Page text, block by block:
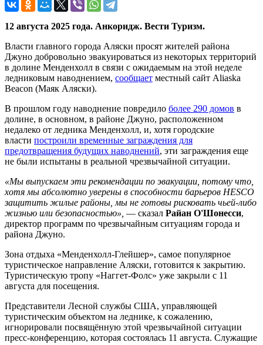
12 августа 2025 года. Анкоридж. Вести Туризм.
Власти главного города Аляски просят жителей района
Джуно добровольно эвакуироваться из некоторых территорий
в долине Менденхолл в связи с ожидаемым на этой неделе
ледниковым наводнением, сообщает местный сайт Aliaska
Beacon (Маяк Аляски).
В прошлом году наводнение повредило более 290 домов в
долине, в основном, в районе Джуно, расположенном
недалеко от ледника Менденхолл, и, хотя городские
власти построили временные заграждения для
предотвращения будущих наводнений, эти заграждения еще
не были испытаны в реальной чрезвычайной ситуации.
«Мы выпускаем эти рекомендации по эвакуации, потому что,
хотя мы абсолютно уверены в способности барьеров HESCO
защитить жилые районы, мы не готовы рисковать чьей-либо
жизнью или безопасностью», — сказал Райан О'Шонесси,
директор программ по чрезвычайным ситуациям города и
района Джуно.
Зона отдыха «Менденхолл-Глейшер», самое популярное
туристическое направление Аляски, готовится к закрытию.
Туристическую тропу «Наггет-Фолс» уже закрыли с 11
августа для посещения.
Представители Лесной службы США, управляющей
туристическим объектом на леднике, к сожалению,
игнорировали посвящённую этой чрезвычайной ситуации
пресс-конференцию, которая состоялась 11 августа. Служащие